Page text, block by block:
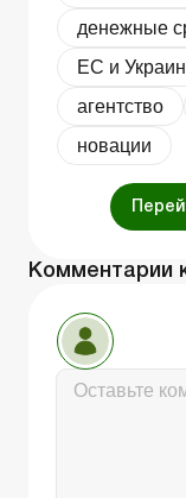
денежные
ЕС и
агентство
новации
Комментарии